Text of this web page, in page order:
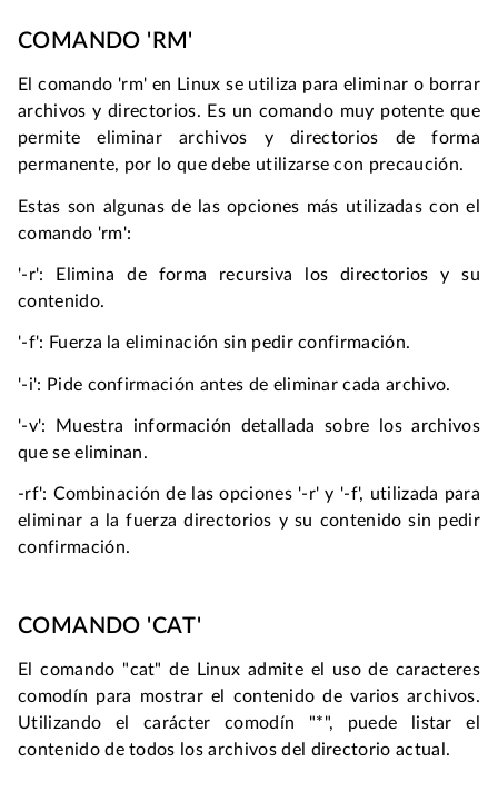
COMANDO 'RM'
El comando 'rm' en Linux se utiliza para eliminar o borrar
archivos y directorios. Es un comando muy potente que
permite eliminar archivos y directorios de forma
permanente, por lo que debe utilizarse con precaución.
Estas son algunas de las opciones más utilizadas con el
comando 'rm':
'-r': Elimina de forma recursiva los directorios y su
contenido.
'-f': Fuerza la eliminación sin pedir confirmación.
'-i': Pide confirmación antes de eliminar cada archivo.
'-v': Muestra información detallada sobre los archivos
que se eliminan.
-rf': Combinación de las opciones '-r' y '-f', utilizada para
eliminar a la fuerza directorios y su contenido sin pedir
confirmación.
COMANDO 'CAT'
El comando "cat" de Linux admite el uso de caracteres
comodín para mostrar el contenido de varios archivos.
Utilizando el carácter comodín "*", puede listar el
contenido de todos los archivos del directorio actual.